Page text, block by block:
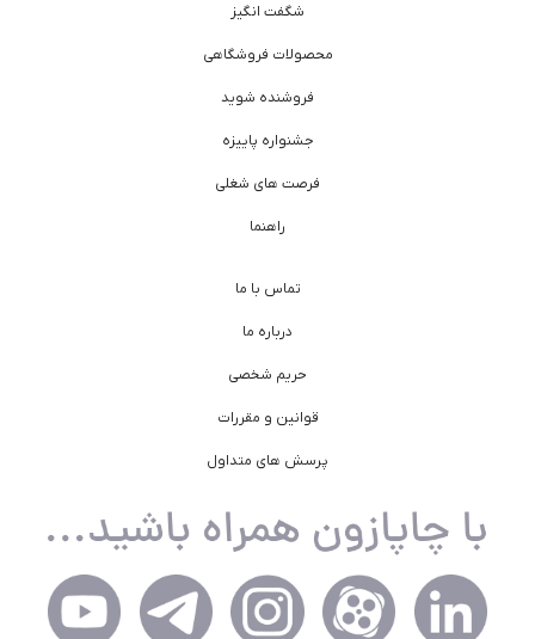
شگفت انگیز
محصولات فروشگاهی
فروشنده شوید
جشنواره پاییزه
فرصت های شغلی
راهنما
تماس با ما
درباره ما
حریم شخصی
قوانین و مقررات
پرسش های متداول